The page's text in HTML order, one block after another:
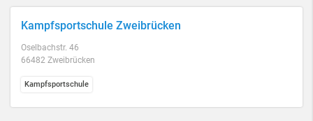
Kampfsportschule Zweibrücken
Oselbachstr. 46
66482 Zweibrücken
Kampfsportschule